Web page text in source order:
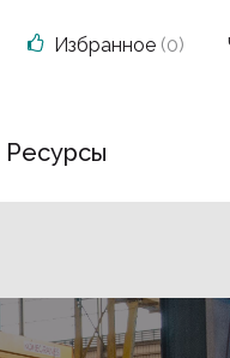
Ресурсы
Избранное (0)